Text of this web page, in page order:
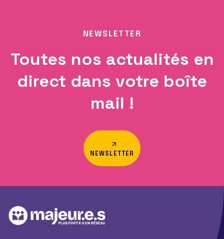
NEWSLETTER
Toutes nos actualités en
direct dans votre boîte
mail !
NEWSLETTER